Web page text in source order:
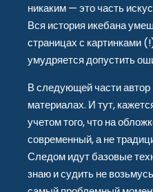
никаким — это часть
Вся история икебана
страницах с картинками
умудряется допустить
В следующей части автор
материалах. И тут,
учетом того, что на
современный, а не
Следом идут базовые
знаю и судить не